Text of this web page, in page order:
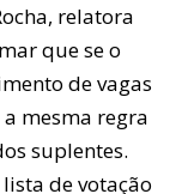
relatora
que se o
de vagas
mesma regra
suplentes.
de votação